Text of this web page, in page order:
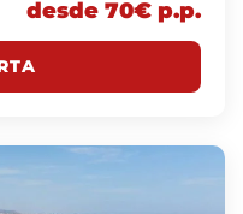
desde 70€ p.p.